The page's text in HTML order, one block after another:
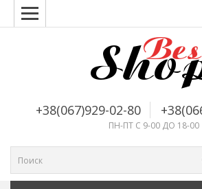
+38(067)929-02-80
ПН-ПТ С 9-00 ДО 18-00